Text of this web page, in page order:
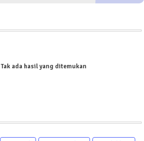
Tak ada hasil yang ditemukan